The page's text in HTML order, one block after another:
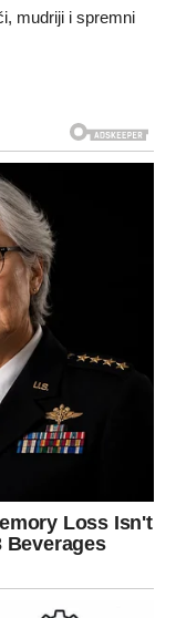
mudriji i spremni